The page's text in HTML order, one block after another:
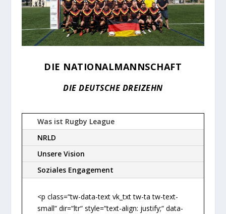
DIE NATIONALMANNSCHAFT
DIE DEUTSCHE DREIZEHN
Was ist Rugby League
NRLD
Unsere Vision
Soziales Engagement
<p class=“tw-data-text vk_txt tw-ta tw-text-
small“ dir=“ltr“ style=“text-align: justify;“ data-